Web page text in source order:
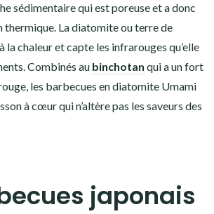
sédimentaire qui est poreuse et a donc
thermique. La diatomite ou terre de
la chaleur et capte les infrarouges qu’elle
Combinés au binchotan qui a un fort
les barbecues en diatomite Umami
à cœur qui n’altère pas les saveurs des
japonais